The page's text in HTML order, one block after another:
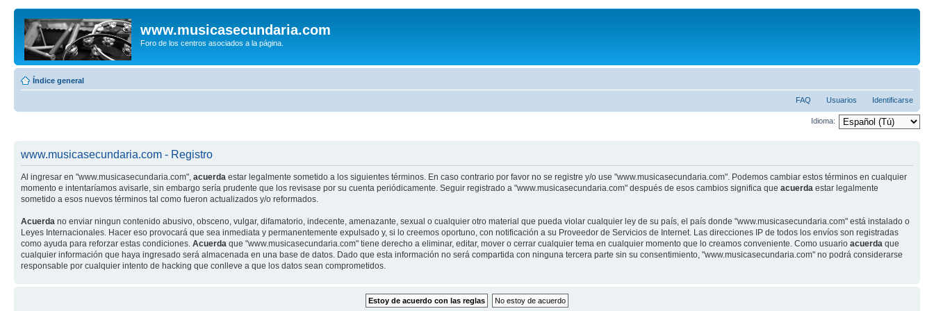
www.musicasecundaria.com
Foro de los centros asociados a la página.
Índice general
FAQ Usuarios Identificarse
Idioma:
www.musicasecundaria.com - Registro
Al ingresar en "www.musicasecundaria.com", acuerda estar legalmente sometido a los siguientes términos. En caso contrario por favor no se registre y/o use "www.musicasecundaria.com". Podemos cambiar estos términos en cualquier
momento e intentaríamos avisarle, sin embargo sería prudente que los revisase por su cuenta periódicamente. Seguir registrado a "www.musicasecundaria.com" después de esos cambios significa que acuerda estar legalmente
sometido a esos nuevos términos tal como fueron actualizados y/o reformados.
Acuerda no enviar ningun contenido abusivo, obsceno, vulgar, difamatorio, indecente, amenazante, sexual o cualquier otro material que pueda violar cualquier ley de su país, el país donde "www.musicasecundaria.com" está instalado o
Leyes Internacionales. Hacer eso provocará que sea inmediata y permanentemente expulsado y, si lo creemos oportuno, con notificación a su Proveedor de Servicios de Internet. Las direcciones IP de todos los envíos son registradas
como ayuda para reforzar estas condiciones. Acuerda que "www.musicasecundaria.com" tiene derecho a eliminar, editar, mover o cerrar cualquier tema en cualquier momento que lo creamos conveniente. Como usuario acuerda que
cualquier información que haya ingresado será almacenada en una base de datos. Dado que esta información no será compartida con ninguna tercera parte sin su consentimiento, "www.musicasecundaria.com" no podrá considerarse
responsable por cualquier intento de hacking que conlleve a que los datos sean comprometidos.